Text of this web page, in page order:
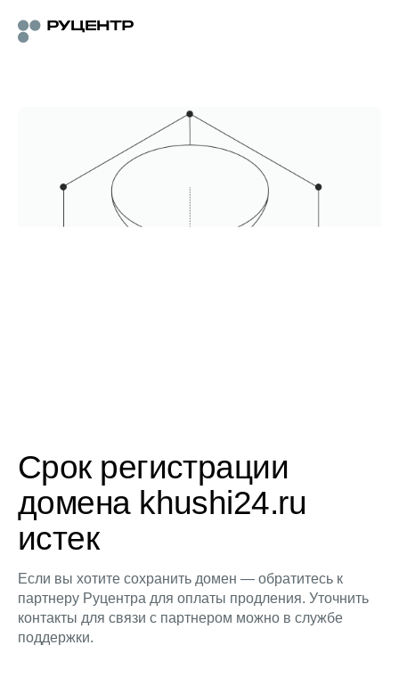
Срок регистрации
домена khushi24.ru
истек
Если вы хотите сохранить домен — обратитесь к
партнеру Руцентра для оплаты продления. Уточнить
контакты для связи с партнером можно в службе
поддержки.